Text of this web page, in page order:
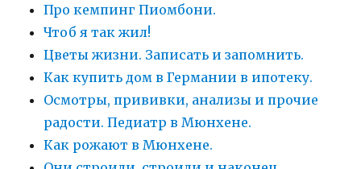
Про кемпинг Пиомбони.
Чтоб я так жил!
Цветы жизни. Записать и запомнить.
Как купить дом в Германии в ипотеку.
Осмотры, прививки, анализы и прочие
радости. Педиатр в Мюнхене.
Как рожают в Мюнхене.